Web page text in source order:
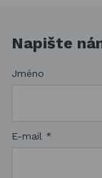
Napište
Jméno
E-mail *